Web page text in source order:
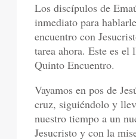
Los discípulos de
inmediato para
encuentro con
tarea ahora. Este es el
Quinto Encuentro.
Vayamos en pos de
cruz, siguiéndolo y
nuestro tiempo a un
Jesucristo y con la